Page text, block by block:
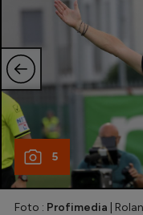
Rugby
Ciclism
Alte
JO 2024
JO
5
Foto : Profimedia |